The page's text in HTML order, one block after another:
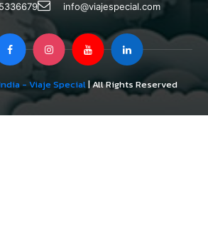
info@viajespecial.com
- Viaje Special| All Rights Reserved